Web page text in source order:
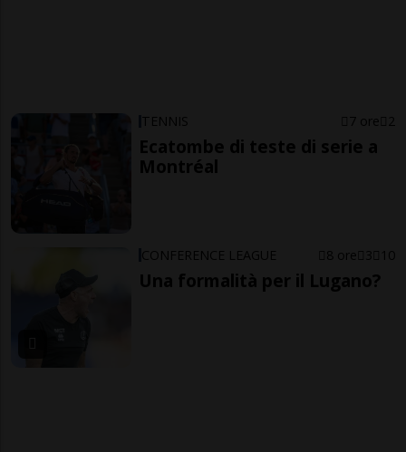
TENNIS 7 ore 2
Ecatombe di teste di serie a
Montréal
CONFERENCE LEAGUE 8 ore 3 10
Una formalità per il Lugano?